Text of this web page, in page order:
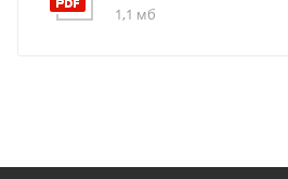
1,1 мб